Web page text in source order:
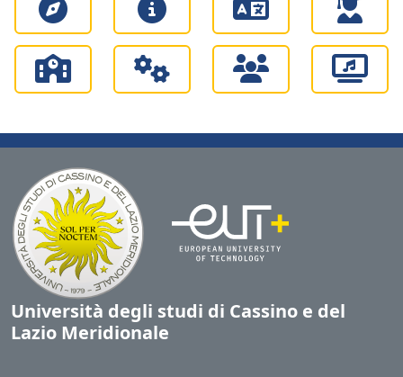
Università degli studi di Cassino e del
Lazio Meridionale